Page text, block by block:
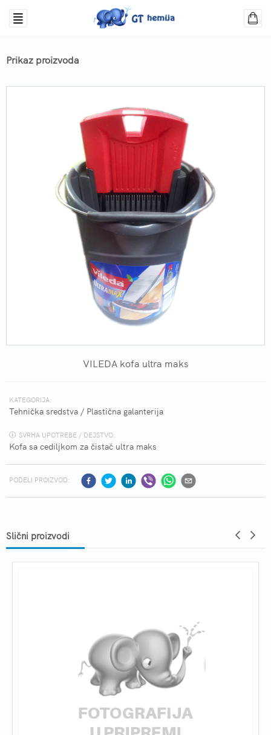
Prikaz proizvoda
VILEDA kofa ultra maks
KATEGORIJA:
Tehnička sredstva / Plastična galanterija
SVRHA UPOTREBE / DEJSTVO:
Kofa sa cediljkom za čistač ultra maks
PODELI PROIZVOD:
Slični proizvodi